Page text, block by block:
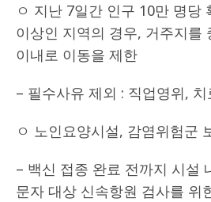
ㅇ 지난 7일간 인구 10만 명당
이상인 지역의 경우, 거주지를
이내로 이동을 제한
– 필수사유 제외 : 직업영위, 치
ㅇ 노인요양시설, 감염위험군
– 백신 접종 완료 전까지 시설
문자 대상 신속항원 검사를 위